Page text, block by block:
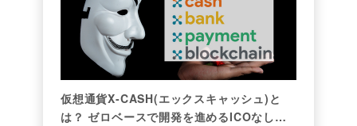
仮想通貨X-CASH(エックスキャッシュ)と
は？ ゼロベースで開発を進めるICOなしの